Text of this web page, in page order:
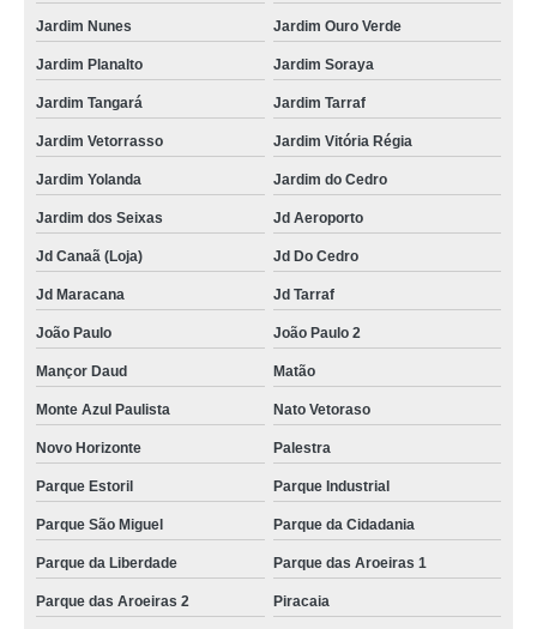
Jardim Nunes Jardim Ouro Verde
Jardim Planalto Jardim Soraya
Jardim Tangará Jardim Tarraf
Jardim Vetorrasso Jardim Vitória Régia
Jardim Yolanda Jardim do Cedro
Jardim dos Seixas Jd Aeroporto
Jd Canaã (Loja) Jd Do Cedro
Jd Maracana Jd Tarraf
João Paulo João Paulo 2
Mançor Daud Matão
Monte Azul Paulista Nato Vetoraso
Novo Horizonte Palestra
Parque Estoril Parque Industrial
Parque São Miguel Parque da Cidadania
Parque da Liberdade Parque das Aroeiras 1
Parque das Aroeiras 2 Piracaia